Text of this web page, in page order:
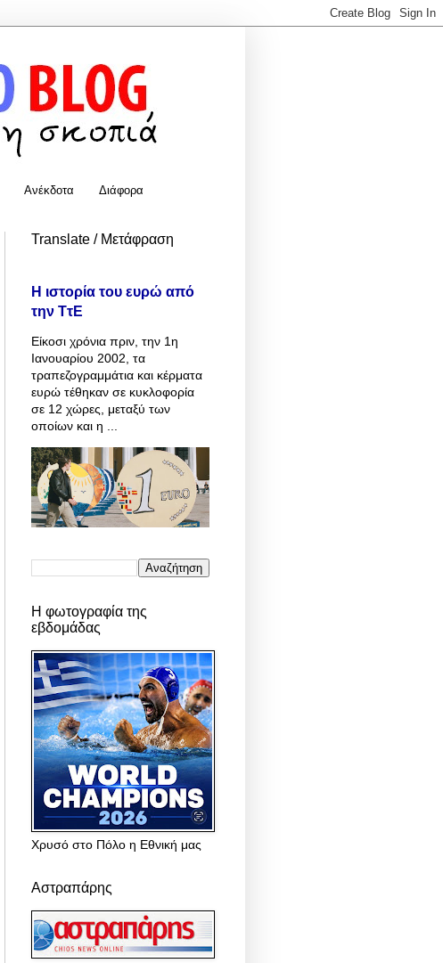
Ανέκδοτα Διάφορα
Translate / Μετάφραση
Η ιστορία του ευρώ από
την ΤτΕ
Είκοσι χρόνια πριν, την 1η
Ιανουαρίου 2002, τα
τραπεζογραμμάτια και κέρματα
ευρώ τέθηκαν σε κυκλοφορία
σε 12 χώρες, μεταξύ των
οποίων και η ...
Η φωτογραφία της
εβδομάδας
Χρυσό στο Πόλο η Εθνική μας
Αστραπάρης